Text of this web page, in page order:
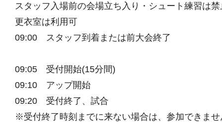
スタッフ入場前の会場立ち入り・シュート練習は
更衣室は利用可
09:00 スタッフ到着または前大会終了
09:05 受付開始(15分間)
09:10 アップ開始
09:20 受付終了、試合
※受付終了時刻までに来ない場合は、参加できませ